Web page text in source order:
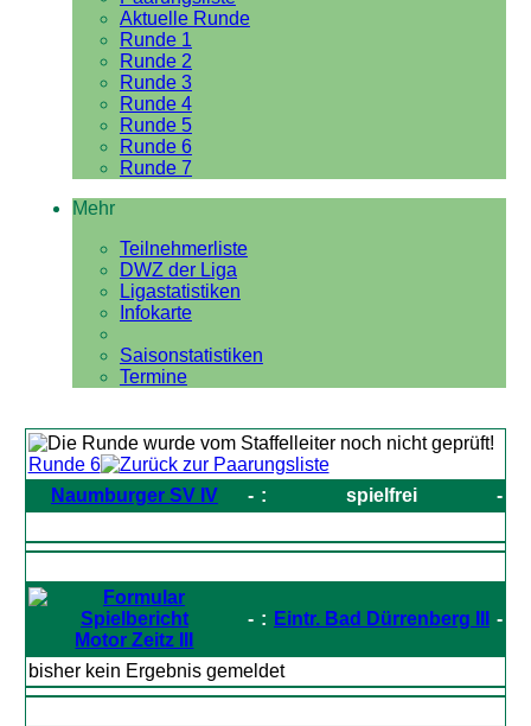
Aktuelle Runde
Runde 1
Runde 2
Runde 3
Runde 4
Runde 5
Runde 6
Runde 7
Mehr
Teilnehmerliste
DWZ der Liga
Ligastatistiken
Infokarte
Saisonstatistiken
Termine
Runde 6
Naumburger SV IV
- : spielfrei -
Motor Zeitz III
- : Eintr. Bad Dürrenberg III -
bisher kein Ergebnis gemeldet